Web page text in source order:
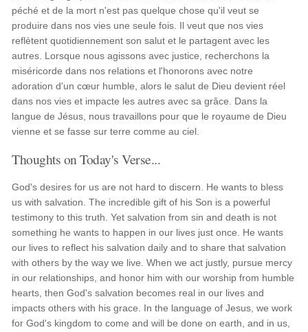
péché et de la mort n'est pas quelque chose qu'il veut se
produire dans nos vies une seule fois. Il veut que nos vies
reflètent quotidiennement son salut et le partagent avec les
autres. Lorsque nous agissons avec justice, recherchons la
miséricorde dans nos relations et l'honorons avec notre
adoration d'un cœur humble, alors le salut de Dieu devient réel
dans nos vies et impacte les autres avec sa grâce. Dans la
langue de Jésus, nous travaillons pour que le royaume de Dieu
vienne et se fasse sur terre comme au ciel.
Thoughts on Today's Verse...
God's desires for us are not hard to discern. He wants to bless
us with salvation. The incredible gift of his Son is a powerful
testimony to this truth. Yet salvation from sin and death is not
something he wants to happen in our lives just once. He wants
our lives to reflect his salvation daily and to share that salvation
with others by the way we live. When we act justly, pursue mercy
in our relationships, and honor him with our worship from humble
hearts, then God's salvation becomes real in our lives and
impacts others with his grace. In the language of Jesus, we work
for God's kingdom to come and will be done on earth, and in us,